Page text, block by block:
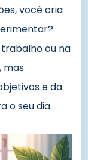
você cria
ou na
mas
e da
o seu dia.